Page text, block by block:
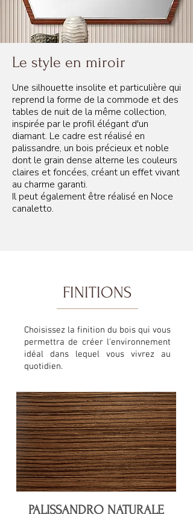
Le style en miroir
Une silhouette insolite et particulière qui
reprend la forme de la commode et des
tables de nuit de la même collection,
inspirée par le profil élégant d'un
diamant. Le cadre est réalisé en
palissandre, un bois précieux et noble
dont le grain dense alterne les couleurs
claires et foncées, créant un effet vivant
au charme garanti.
Il peut également être réalisé en Noce
canaletto.
FINITIONS
Choisissez la finition du bois qui vous
permettra de créer l'environnement
idéal dans lequel vous vivrez au
quotidien.
PALISSANDRO NATURALE